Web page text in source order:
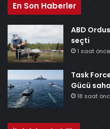
En Son Haberler
ABD
seçti
1 saat önce
Task
Gücü
18 saat